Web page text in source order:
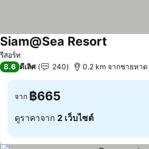
รีสอร์ท
Siam@Sea Resort
8.6 ดีเลิศ 240 0.2 km จากชายหาด
จาก ฿665
ดูราคาจาก 2 เว็บไซต์